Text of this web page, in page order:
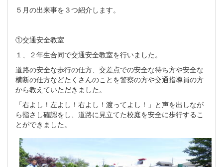
５月の出来事を３つ紹介します。
①交通安全教室
１、２年生合同で交通安全教室を行いました。
道路の安全な歩行の仕方、交差点での安全な待ち方や安全な
横断の仕方などたくさんのことを警察の方や交通指導員の方
から教えていただきました。
「右よし！左よし！右よし！渡ってよし！」と声を出しなが
ら指さし確認をし、道路に見立てた校庭を安全に歩行するこ
とができました。